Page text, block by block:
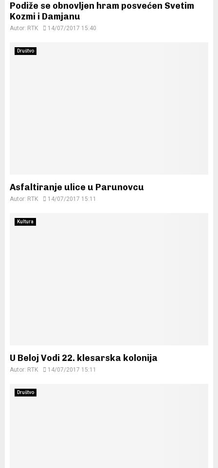
Podiže se obnovljen hram posvećen Svetim
Kozmi i Damjanu
Autor: RTK 14/07/2017 15:40
Društvo
Asfaltiranje ulice u Parunovcu
Autor: RTK 14/07/2017 15:11
Kultura
U Beloj Vodi 22. klesarska kolonija
Autor: RTK 14/07/2017 15:11
Društvo